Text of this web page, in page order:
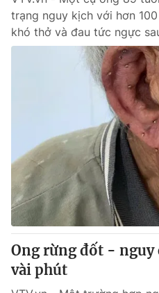
trạng nguy kịch với hơn
khó thở và đau tức ngực
Ong rừng đốt - nguy
vài phút